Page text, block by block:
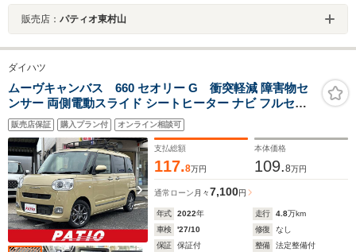
販売店： パティオ東村山
ダイハツ
ムーヴキャンバス 660 セオリー G 衝突軽減 障害物セ
ンサー 両側電動スライド シートヒーター ナビ フルセグ
Bカメラ Bluetoothオーディオ ETC Iストップ LEDヘッド
ライト AW14インチ スマキー 禁煙車 取扱説明書 横滑り
防止 ABS オートライト
販売店保証 購入プラン付 オンライン相談可
支払総額
117.8万円
本体価格
109.8万円
通常ローン 月々7,100円
年式 2022年 走行 4.8万km
車検
'27/10 修復
なし
保証
保証付 整備
法定整備付